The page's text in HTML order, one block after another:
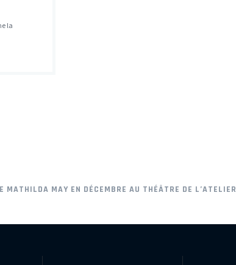
la
MAY EN DÉCEMBRE AU THÉÂTRE DE L’ATELIER